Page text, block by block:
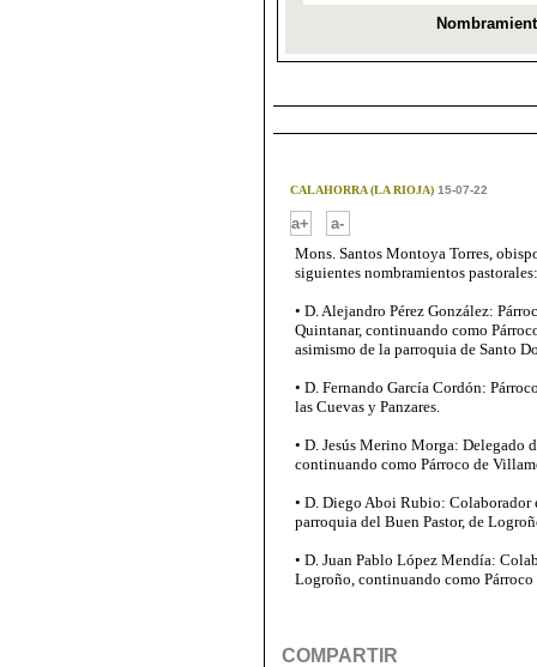
CALAHORRA (LA RIOJA)15-07-22
a+
a-
Mons. Santos Montoya Torres,
siguientes nombramientos pastorales:
• D. Alejandro Pérez González:
Quintanar, continuando como
asimismo de la parroquia de Santo
• D. Fernando García Cordón:
las Cuevas y Panzares.
• D. Jesús Merino Morga: Delegado
continuando como Párroco de
• D. Diego Aboi Rubio:
parroquia del Buen Pastor, de
• D. Juan Pablo López Mendía:
Logroño, continuando como Párroco
COMPARTIR